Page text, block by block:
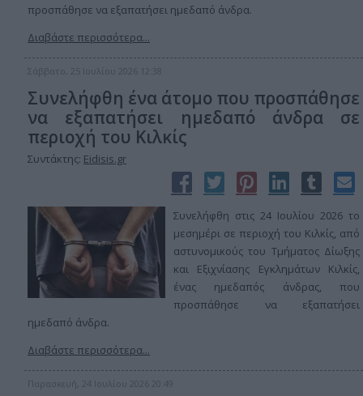
προσπάθησε να εξαπατήσει ημεδαπό άνδρα.
Διαβάστε περισσότερα...
Σάββατο, 25 Ιουλίου 2026 12:38
Συνελήφθη ένα άτομο που προσπάθησε
να εξαπατήσει ημεδαπό άνδρα σε
περιοχή του Κιλκίς
Συντάκτης: Eidisis.gr
Συνελήφθη στις 24 Ιουλίου 2026 το
μεσημέρι σε περιοχή του Κιλκίς, από
αστυνομικούς του Τμήματος Δίωξης
και Εξιχνίασης Εγκλημάτων Κιλκίς,
ένας ημεδαπός άνδρας, που
προσπάθησε να εξαπατήσει
ημεδαπό άνδρα.
Διαβάστε περισσότερα...
Παρασκευή, 24 Ιουλίου 2026 20:49